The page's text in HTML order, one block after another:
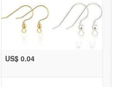
US$ 0.04